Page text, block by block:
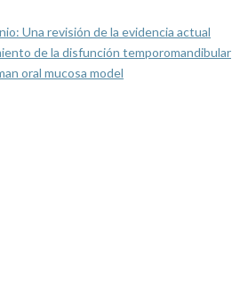
Una revisión de la evidencia actual
de la disfunción temporomandibular
oral mucosa model